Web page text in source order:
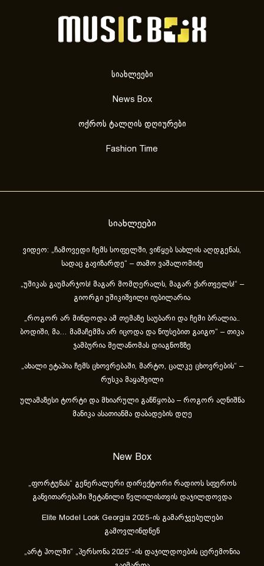
სიახლეები
News Box
ოქროს ტალღის დღიურები
Fashion Time
სიახლეები
ვიდეო: „ჩამოვედი ჩემს სოფელში, ვიწყებ სახლის აღდგენას,
სადაც გავიზარდე“ – თამო ვაშალომიძე
„უშიკას გაუმარჯოს! მაგარ მომღერალს, მაგარ ქართველს!“ –
გიორგი უშიკიშვილი იუბილარია
„როგორ არ მინდოდა ამ თემაზე საუბარი და ჩემი ბრალია..
ბოდიში, მა… მამაჩემმა არ იცოდა და ნიუსებით გაიგო“ – თიკა
ჯამბურია მელანომას დიაგნოზზე
„ახა­ლი ეტა­პია ჩემს ცხოვ­რე­ბა­ში, მარ­ტო, ცალ­კე ცხოვ­რე­ბის“ –
რუსკა მაყაშვილი
ულამაზესი ტორტი და მხიარული განწყობა – როგორ აღნიშნა
მანიკა ასათიანმა დაბადების დღე
New Box
„ფორტუნას“ გენერალური დირექტორი რადიოს სფეროს
განვითარებაში შეტანილი წვლილისთვის დაჯილდოვდა
Elite Model Look Georgia 2025-ის გამარჯვებულები
გამოვლინდნენ
„არტ ჰოლში“ „პერსონა 2025“-ის დაჯილდოების ცერემონია